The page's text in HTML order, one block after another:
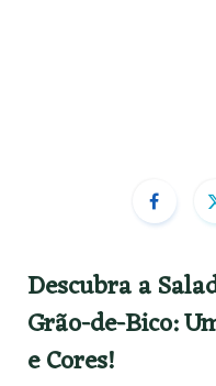
Descubra a
Grão-de-Bico:
e Cores!